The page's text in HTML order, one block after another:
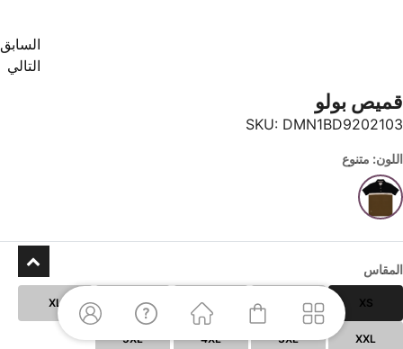
السابق
التالي
قميص بولو
SKU: DMN1BD9202103
اللون: متنوع
المقاس
XS
M
XL
XXL
3XL
4XL
5XL